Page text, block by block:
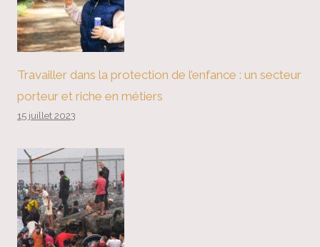
Travailler dans la protection de l’enfance : un secteur
porteur et riche en métiers
15 juillet 2023